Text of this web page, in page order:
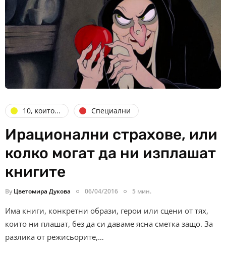
10, които... Специални
Ирационални страхове, или
колко могат да ни изплашат
книгите
By Цветомира Дукова 06/04/2016 5 мин.
Има книги, конкретни образи, герои или сцени от тях,
които ни плашат, без да си даваме ясна сметка защо. За
разлика от режисьорите,…